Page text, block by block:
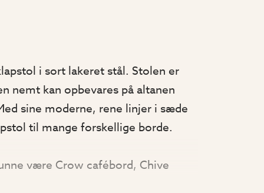
i sort lakeret stål. Stolen er
nemt kan opbevares på altanen
sine moderne, rene linjer i sæde
til mange forskellige borde.
være Crow cafébord, Chive